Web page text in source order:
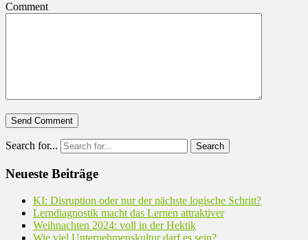
Comment
Search for...
Neueste Beiträge
KI: Disruption oder nur der nächste logische Schritt?
Lerndiagnostik macht das Lernen attraktiver
Weihnachten 2024: voll in der Hektik
Wie viel Unternehmenskultur darf es sein?